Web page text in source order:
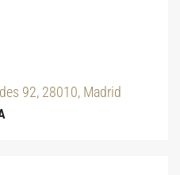
92, 28010, Madrid